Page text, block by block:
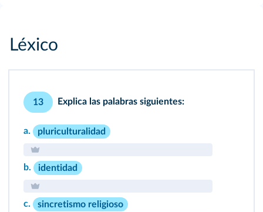
Léxico
13 Explica las palabras siguientes:
a. pluriculturalidad
b. identidad
c. sincretismo religioso